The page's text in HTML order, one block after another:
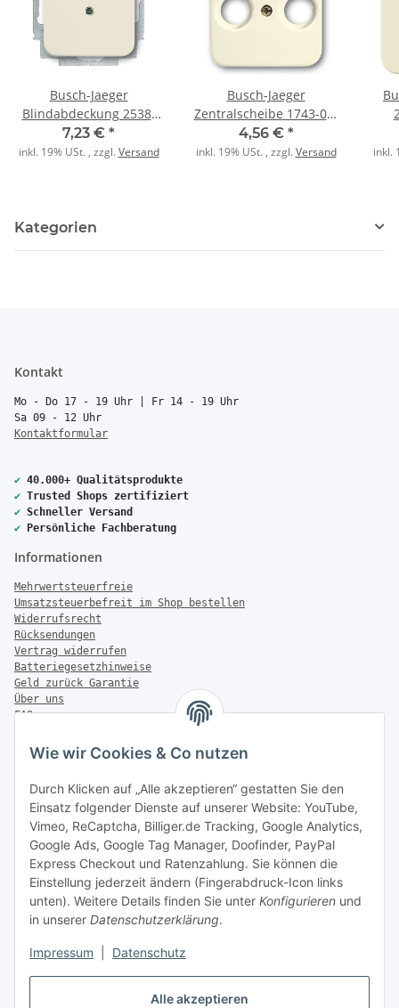
Alle akzeptieren
Wie wir Cookies & Co nutzen
Durch Klicken auf „Alle akzeptieren“ gestatten Sie den
Einsatz folgender Dienste auf unserer Website: YouTube,
Vimeo, ReCaptcha, Billiger.de Tracking, Google Analytics,
Google Ads, Google Tag Manager, Doofinder, PayPal
Express Checkout und Ratenzahlung. Sie können die
Einstellung jederzeit ändern (Fingerabdruck-Icon links
unten). Weitere Details finden Sie unter Konfigurieren und
in unserer Datenschutzerklärung.
Impressum Datenschutz
Busch-Jaeger
Blindabdeckung 2538-
212 SI cremeweiss weiß
7,23 € *
inkl. 19% USt. , zzgl.Versand
Busch-Jaeger
Zentralscheibe 1743-03-
212 weiß
4,56 € *
inkl. 19% USt. , zzgl.Versand inkl.
Kategorien
Kontakt
Mo - Do 17 - 19 Uhr | Fr 14 - 19 Uhr
Sa 09 - 12 Uhr
Kontaktformular
✔ 40.000+ Qualitätsprodukte
✔ Trusted Shops zertifiziert
✔ Schneller Versand
✔ Persönliche Fachberatung
Informationen
Mehrwertsteuerfreie
Umsatzsteuerbefreit im Shop bestellen
Widerrufsrecht
Rücksendungen
Vertrag widerrufen
Batteriegesetzhinweise
Geld zurück Garantie
Über uns
FAQ
Zahlung & Versand
Versandinformationen
Sonstiges